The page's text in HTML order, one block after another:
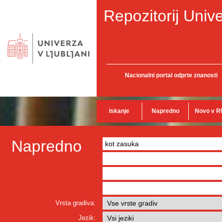
Repozitorij
Nacionalni portal odprte znanosti
Iskanje Napredno Novo v
Napredno
Vrsta gradiva:
Jezik: